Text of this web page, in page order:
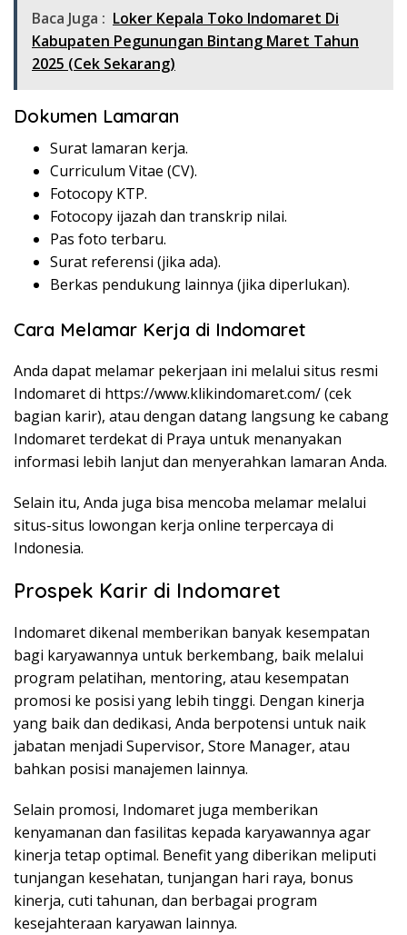
Baca Juga : Loker Kepala Toko Indomaret Di
Kabupaten Pegunungan Bintang Maret Tahun
2025 (Cek Sekarang)
Dokumen Lamaran
Surat lamaran kerja.
Curriculum Vitae (CV).
Fotocopy KTP.
Fotocopy ijazah dan transkrip nilai.
Pas foto terbaru.
Surat referensi (jika ada).
Berkas pendukung lainnya (jika diperlukan).
Cara Melamar Kerja di Indomaret
Anda dapat melamar pekerjaan ini melalui situs resmi
Indomaret di https://www.klikindomaret.com/(cek
bagian karir), atau dengan datang langsung ke cabang
Indomaret terdekat di Praya untuk menanyakan
informasi lebih lanjut dan menyerahkan lamaran Anda.
Selain itu, Anda juga bisa mencoba melamar melalui
situs-situs lowongan kerja online terpercaya di
Indonesia.
Prospek Karir di Indomaret
Indomaret dikenal memberikan banyak kesempatan
bagi karyawannya untuk berkembang, baik melalui
program pelatihan, mentoring, atau kesempatan
promosi ke posisi yang lebih tinggi. Dengan kinerja
yang baik dan dedikasi, Anda berpotensi untuk naik
jabatan menjadi Supervisor, Store Manager, atau
bahkan posisi manajemen lainnya.
Selain promosi, Indomaret juga memberikan
kenyamanan dan fasilitas kepada karyawannya agar
kinerja tetap optimal. Benefit yang diberikan meliputi
tunjangan kesehatan, tunjangan hari raya, bonus
kinerja, cuti tahunan, dan berbagai program
kesejahteraan karyawan lainnya.